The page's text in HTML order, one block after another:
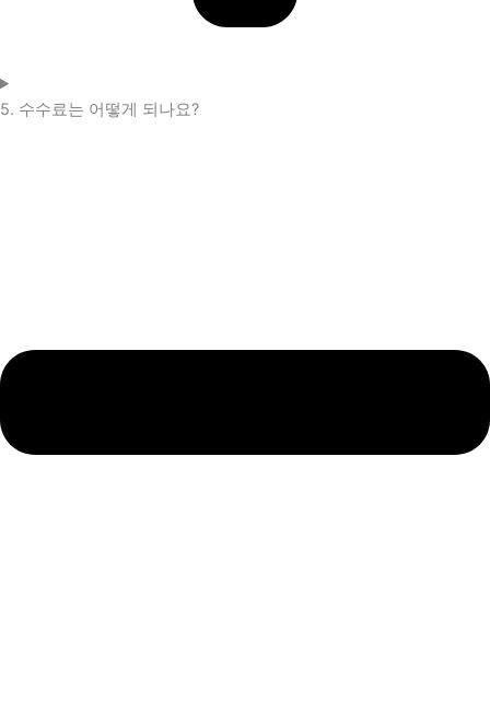
5. 수수료는 어떻게 되나요?